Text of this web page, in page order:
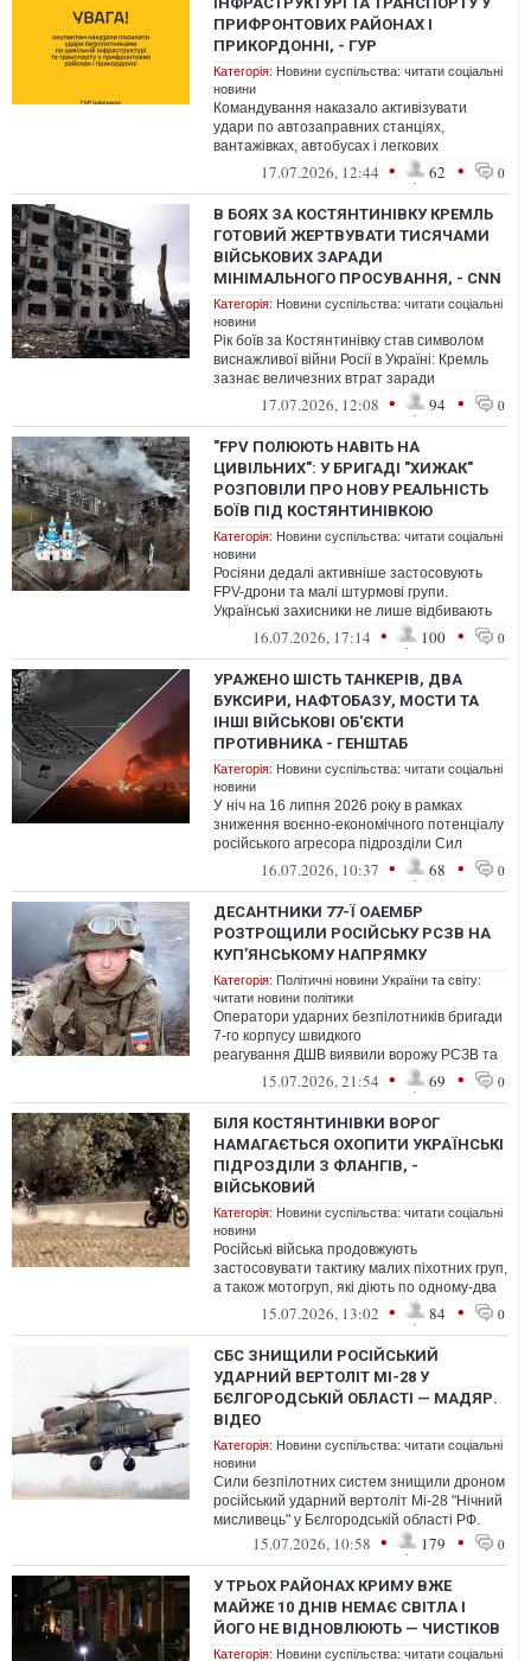
ПРИФРОНТОВИХ РАЙОНАХ І
ПРИКОРДОННІ, - ГУР
Категорія: Новини суспільства: читати соціальні
новини
Командування наказало активізувати
удари по автозаправних станціях,
вантажівках, автобусах і легкових
автомобілях.17.07.2026, 12:44 • 62 • 0
В БОЯХ ЗА КОСТЯНТИНІВКУ КРЕМЛЬ
ГОТОВИЙ ЖЕРТВУВАТИ ТИСЯЧАМИ
ВІЙСЬКОВИХ ЗАРАДИ
МІНІМАЛЬНОГО ПРОСУВАННЯ, - СNN
Категорія: Новини суспільства: читати соціальні
новини
Рік боїв за Костянтинівку став символом
виснажливої війни Росії в Україні: Кремль
зазнає величезних втрат заради
незначних територіальних здобутків. О...
17.07.2026, 12:08 • 94 • 0
"FPV ПОЛЮЮТЬ НАВІТЬ НА
ЦИВІЛЬНИХ": У БРИГАДІ "ХИЖАК"
РОЗПОВІЛИ ПРО НОВУ РЕАЛЬНІСТЬ
БОЇВ ПІД КОСТЯНТИНІВКОЮ
Категорія: Новини суспільства: читати соціальні
новини
Росіяни дедалі активніше застосовують
FPV-дрони та малі штурмові групи.
Українські захисники не лише відбивають
атаки, а й рятують цивільних під ворож...
16.07.2026, 17:14 • 100 • 0
УРАЖЕНО ШІСТЬ ТАНКЕРІВ, ДВА
БУКСИРИ, НАФТОБАЗУ, МОСТИ ТА
ІНШІ ВІЙСЬКОВІ ОБ'ЄКТИ
ПРОТИВНИКА - ГЕНШТАБ
Категорія: Новини суспільства: читати соціальні
новини
У ніч на 16 липня 2026 року в рамках
зниження воєнно-економічного потенціалу
російського агресора підрозділи Сил
оборони України завдали ураження низц...
16.07.2026, 10:37 • 68 • 0
ДЕСАНТНИКИ 77-Ї ОАЕМБР
РОЗТРОЩИЛИ РОСІЙСЬКУ РСЗВ НА
КУП’ЯНСЬКОМУ НАПРЯМКУ
Категорія: Політичні новини України та світу:
читати новини політики
Оператори ударних безпілотників бригади
7-го корпусу швидкого
реагування ДШВ виявили ворожу РСЗВ та
завдали по ній точного удару, внаслідок
15.07.2026, 21:54 • 69 • 0
БІЛЯ КОСТЯНТИНІВКИ ВОРОГ
НАМАГАЄТЬСЯ ОХОПИТИ УКРАЇНСЬКІ
ПІДРОЗДІЛИ З ФЛАНГІВ, -
ВІЙСЬКОВИЙ
Категорія: Новини суспільства: читати соціальні
новини
Російські війська продовжують
застосовувати тактику малих піхотних груп,
а також мотогруп, які діють по одному-два
військовослужбовці.
15.07.2026, 13:02 • 84 • 0
СБС ЗНИЩИЛИ РОСІЙСЬКИЙ
УДАРНИЙ ВЕРТОЛІТ МІ-28 У
БЄЛГОРОДСЬКІЙ ОБЛАСТІ — МАДЯР.
ВІДЕО
Категорія: Новини суспільства: читати соціальні
новини
Сили безпілотних систем знищили дроном
російський ударний вертоліт Мі-28 "Нічний
мисливець" у Бєлгородській області РФ.
15.07.2026, 10:58 • 179 • 0
У ТРЬОХ РАЙОНАХ КРИМУ ВЖЕ
МАЙЖЕ 10 ДНІВ НЕМАЄ СВІТЛА І
ЙОГО НЕ ВІДНОВЛЮЮТЬ — ЧИСТІКОВ
Категорія: Новини суспільства: читати соціальні